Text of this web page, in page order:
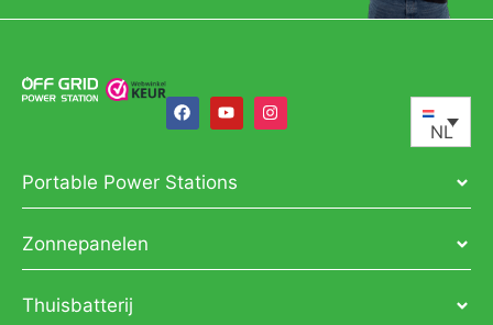
NL
Portable Power Stations
Zonnepanelen
Thuisbatterij